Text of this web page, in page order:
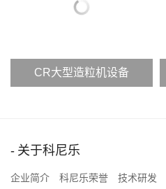
CR大型造粒机设备
关于科尼乐
企业简介 科尼乐荣誉 技术研发